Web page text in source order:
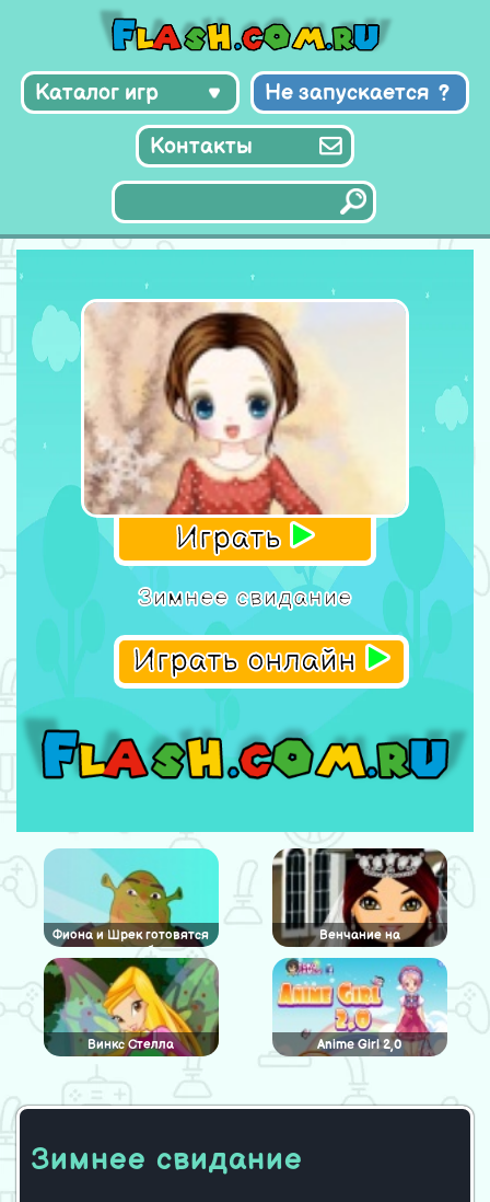
Каталог игр Не запускается
Контакты
Играть
Зимнее свидание
Играть онлайн
Фиона и Шрек готовятся
к свадьбе
Венчание на
велосипедах
Винкс Стелла Anime Girl 2,0
Моя любимая собака
Одежда для Клубничной
Зимнее свидание